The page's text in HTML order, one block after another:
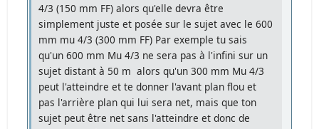
4/3 (150 mm FF) alors qu'elle devra être
simplement juste et posée sur le sujet avec le 600
mm mu 4/3 (300 mm FF) Par exemple tu sais
qu'un 600 mm Mu 4/3 ne sera pas à l'infini sur un
sujet distant à 50 m alors qu'un 300 mm Mu 4/3
peut l'atteindre et te donner l'avant plan flou et
pas l'arrière plan qui lui sera net, mais que ton
sujet peut être net sans l'atteindre et donc de